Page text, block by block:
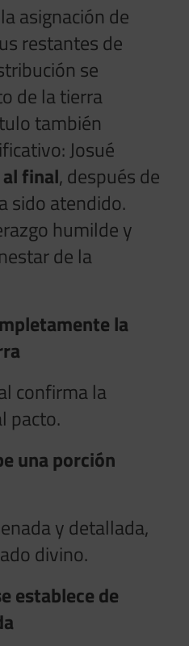
asignación de
restantes de
se
de la tierra
también
Josué
al final, después de
sido atendido.
humilde y
de la
la
confirma la
pacto.
una porción
y detallada,
divino.
establece de